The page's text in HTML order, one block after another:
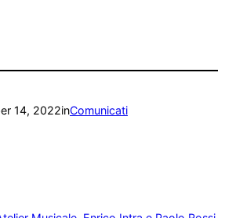
14, 2022inComunicati